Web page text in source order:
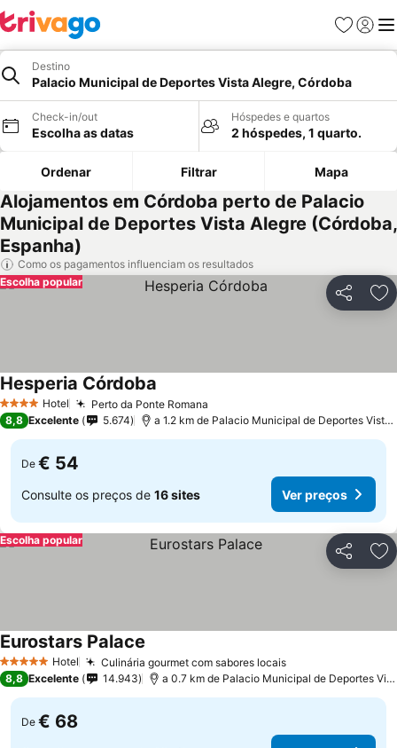
Favoritos
Iniciar
Destino
Palacio Municipal de Deportes Vista Alegre, Córdoba
Check-in/out
Escolha as datas
Hóspedes e quartos
2 hóspedes, 1 quarto.
Ordenar Filtrar Mapa
Alojamentos em Córdoba perto de Palacio
Municipal de Deportes Vista Alegre (Córdoba,
Espanha)
Como os pagamentos influenciam os resultados
Partilhar
Escolha popular
4 EstrelasHotel Perto da Ponte Romana
Hesperia Córdoba
8,8 Excelente 5.674 a 1.2 km de Palacio Municipal de Deportes Vista Alegre
De € 54
Consulte os preços de 16 sites Ver preços
Partilhar
Escolha popular
5 Estrelas Hotel Culinária gourmet com sabores locais
Eurostars Palace
8,8 Excelente 14.943 a 0.7 km de Palacio Municipal de Deportes Vista Alegre
De € 68